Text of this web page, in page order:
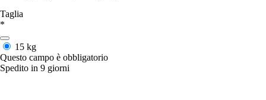
Taglia
*
15 kg
Questo campo è obbligatorio
Spedito in 9 giorni